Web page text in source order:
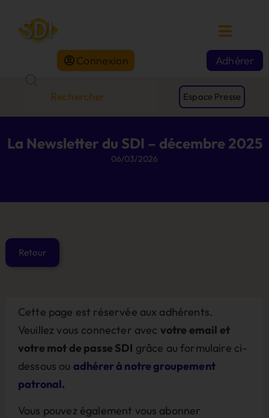
Connexion Adhérer
Espace Presse
La Newsletter du SDI – décembre 2025
06/03/2026
Cette page est réservée aux adhérents.
Veuillez vous connecter avec votre email et
votre mot de passe SDI grâce au formulaire ci-
dessous ou adhérer à notre groupement
patronal.
Vous pouvez également vous abonner